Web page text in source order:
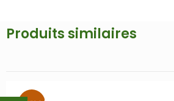
Produits similaires